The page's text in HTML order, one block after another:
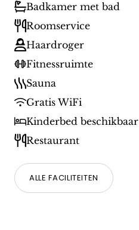
Badkamer met bad
Roomservice
Haardroger
Fitnessruimte
Sauna
Gratis WiFi
Kinderbed beschikbaar
Restaurant
ALLE FACILITEITEN